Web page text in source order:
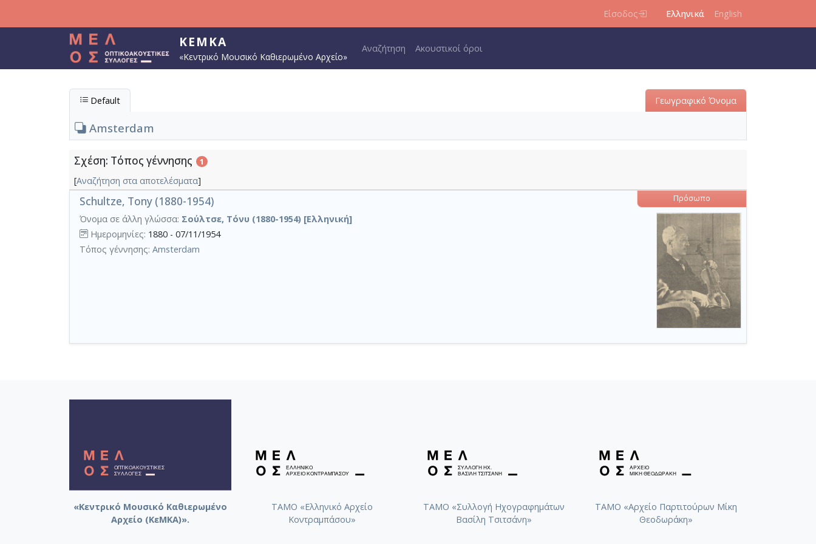
Είσοδος Ελληνικά English
ΚΕΜΚΑ
«Κεντρικό Μουσικό Καθιερωμένο Αρχείο»
Main navigation
Αναζήτηση Ακουστικοί όροι
Default Γεωγραφικό Όνομα
Amsterdam
Σχέση: Τόπος γέννησης 1
[Αναζήτηση στα αποτελέσματα]
Schultze, Tony (1880-1954) Πρόσωπο
Όνομα σε άλλη γλώσσα: Σούλτσε, Τόνυ (1880-1954) [Ελληνική]
Ημερομηνίες: 1880 - 07/11/1954
Τόπος γέννησης: Amsterdam
«Κεντρικό Μουσικό Καθιερωμένο
Αρχείο (ΚεΜΚΑ)».
ΤΑΜΟ «Ελληνικό Αρχείο
Κοντραμπάσου»
ΤΑΜΟ «Συλλογή Ηχογραφημάτων
Βασίλη Τσιτσάνη»
ΤΑΜΟ «Αρχείο Παρτιτούρων Μίκη
Θεοδωράκη»